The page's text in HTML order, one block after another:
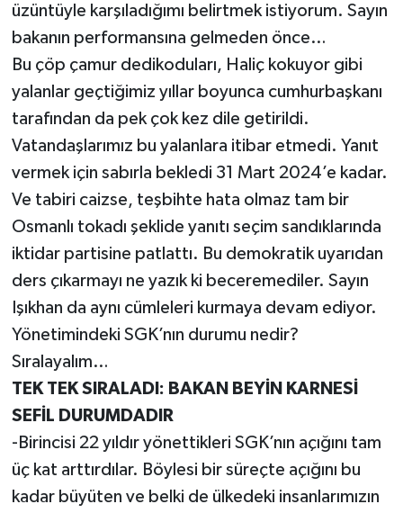
üzüntüyle karşıladığımı belirtmek istiyorum. Sayın
bakanın performansına gelmeden önce…
Bu çöp çamur dedikoduları, Haliç kokuyor gibi
yalanlar geçtiğimiz yıllar boyunca cumhurbaşkanı
tarafından da pek çok kez dile getirildi.
Vatandaşlarımız bu yalanlara itibar etmedi. Yanıt
vermek için sabırla bekledi 31 Mart 2024’e kadar.
Ve tabiri caizse, teşbihte hata olmaz tam bir
Osmanlı tokadı şeklide yanıtı seçim sandıklarında
iktidar partisine patlattı. Bu demokratik uyarıdan
ders çıkarmayı ne yazık ki beceremediler. Sayın
Işıkhan da aynı cümleleri kurmaya devam ediyor.
Yönetimindeki SGK’nın durumu nedir?
Sıralayalım…
TEK TEK SIRALADI: BAKAN BEYİN KARNESİ
SEFİL DURUMDADIR
-Birincisi 22 yıldır yönettikleri SGK’nın açığını tam
üç kat arttırdılar. Böylesi bir süreçte açığını bu
kadar büyüten ve belki de ülkedeki insanlarımızın